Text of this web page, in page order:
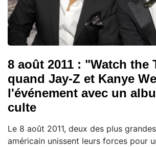
8 août 2011 : "Watch the
quand Jay-Z et Kanye
l'événement avec un
culte
Le 8 août 2011, deux des plus
américain unissent leurs forces pour